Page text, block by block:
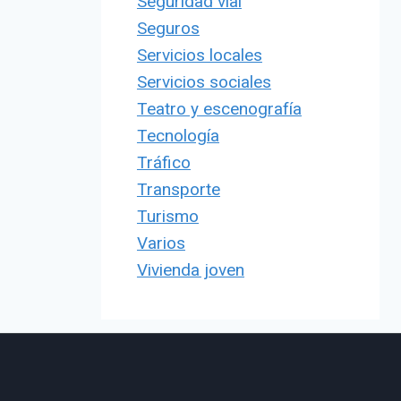
Seguros
Servicios locales
Servicios sociales
Teatro y escenografía
Tecnología
Tráfico
Transporte
Turismo
Varios
Vivienda joven